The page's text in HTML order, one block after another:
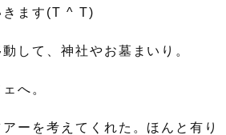
きます(T ^ T)
して、神社やお墓まいり。
へ。
ーを考えてくれた。ほんと有り